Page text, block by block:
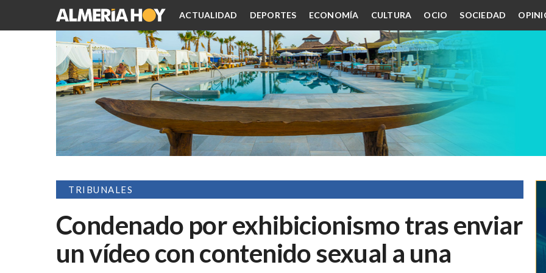
ACTUALIDAD DEPORTES ECONOMÍA CULTURA OCIO SOCIEDAD
TRIBUNALES
Condenado por exhibicionismo tras enviar
un vídeo con contenido sexual a una